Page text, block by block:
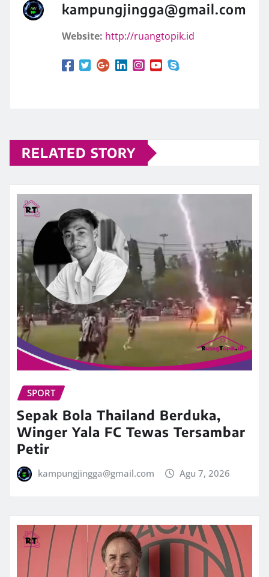
kampungjingga@gmail.com
Website: http://ruangtopik.id
RELATED STORY
SPORT
Sepak Bola Thailand Berduka,
Winger Yala FC Tewas Tersambar
Petir
kampungjingga@gmail.com Agu 7, 2026